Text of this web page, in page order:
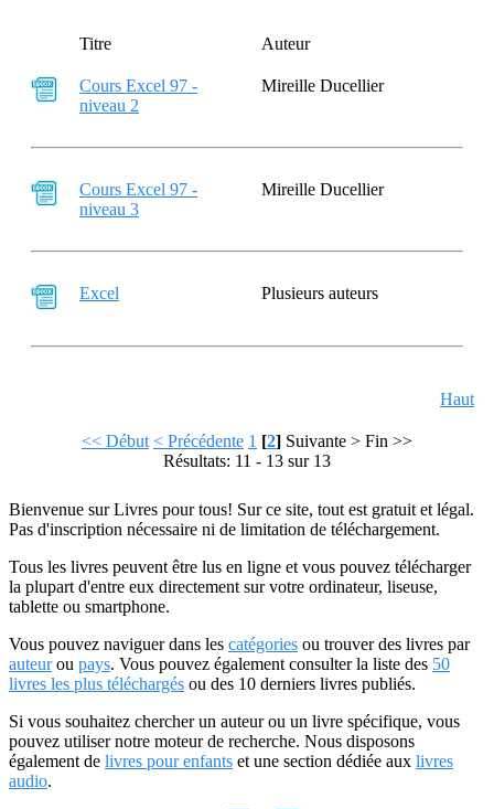
Titre Auteur
Cours Excel 97 -
niveau 2
Mireille Ducellier
Cours Excel 97 -
niveau 3
Mireille Ducellier
Excel Plusieurs auteurs
Haut
<< Début < Précédente 1 [2] Suivante > Fin >>
Résultats: 11 - 13 sur 13
Bienvenue sur Livres pour tous! Sur ce site, tout est gratuit et légal.
Pas d'inscription nécessaire ni de limitation de téléchargement.
Tous les livres peuvent être lus en ligne et vous pouvez télécharger
la plupart d'entre eux directement sur votre ordinateur, liseuse,
tablette ou smartphone.
Vous pouvez naviguer dans les catégories ou trouver des livres par
auteurou pays. Vous pouvez également consulter la liste des 50
livres les plus téléchargés ou des 10 derniers livres publiés.
Si vous souhaitez chercher un auteur ou un livre spécifique, vous
pouvez utiliser notre moteur de recherche. Nous disposons
également de livres pour enfants et une section dédiée aux livres
audio.